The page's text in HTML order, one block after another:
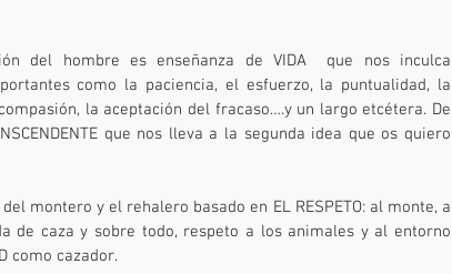
del hombre es enseñanza de VIDA  que nos inculca
como la paciencia, el esfuerzo, la puntualidad, la
la aceptación del fracaso….y un largo etcétera. De
que nos lleva a la segunda idea que os quiero
montero y el rehalero basado en EL RESPETO: al monte, a
de caza y sobre todo, respeto a los animales y al entorno
como cazador.